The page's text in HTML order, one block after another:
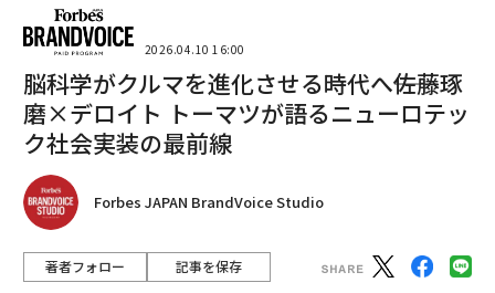
2026.04.10 16:00
脳科学がクルマを進化させる時代へ――佐藤琢
磨×デロイト トーマツが語るニューロテッ
ク社会実装の最前線
Forbes JAPAN BrandVoice Studio
著者フォロー 記事を保存